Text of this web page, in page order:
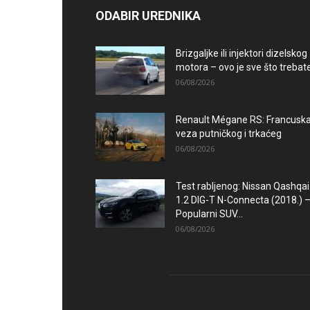
ODABIR UREDNIKA
Brizgaljke ili injektori dizelskog
motora – ovo je sve što
06/08/2026
Renault Mégane RS: Francuska
veza putničkog i trkaćeg
06/08/2026
Test rabljenog: Nissan Qashqai
1.2 DIG-T N-Connecta (2018.) –
Popularni SUV...
06/08/2026